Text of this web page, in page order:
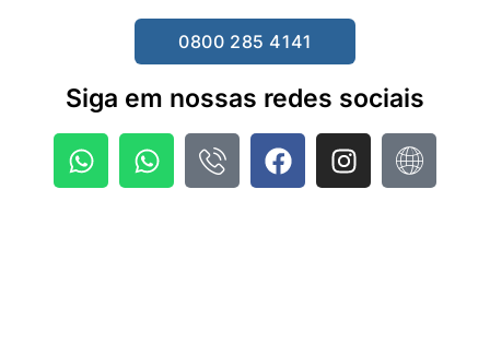
0800 285 4141
Siga em nossas redes sociais